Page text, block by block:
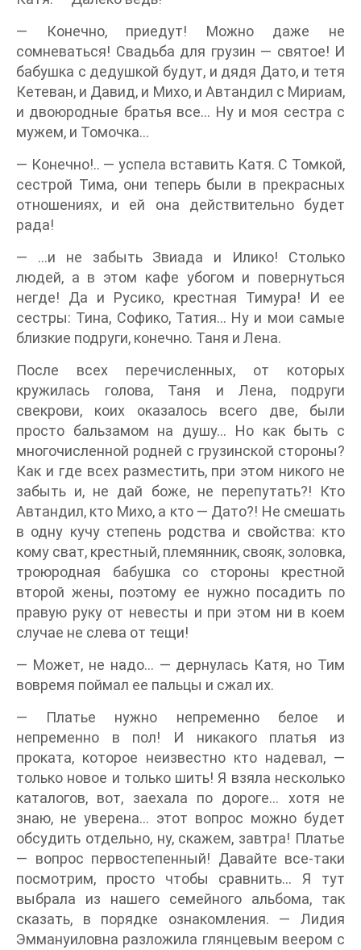
— Конечно, приедут! Можно даже не
сомневаться! Свадьба для грузин — святое! И
бабушка с дедушкой будут, и дядя Дато, и тетя
Кетеван, и Давид, и Михо, и Автандил с Мириам,
и двоюродные братья все… Ну и моя сестра с
мужем, и Томочка…
— Конечно!.. — успела вставить Катя. С Томкой,
сестрой Тима, они теперь были в прекрасных
отношениях, и ей она действительно будет
рада!
— …и не забыть Звиада и Илико! Столько
людей, а в этом кафе убогом и повернуться
негде! Да и Русико, крестная Тимура! И ее
сестры: Тина, Софико, Татия… Ну и мои самые
близкие подруги, конечно. Таня и Лена.
После всех перечисленных, от которых
кружилась голова, Таня и Лена, подруги
свекрови, коих оказалось всего две, были
просто бальзамом на душу… Но как быть с
многочисленной родней с грузинской стороны?
Как и где всех разместить, при этом никого не
забыть и, не дай боже, не перепутать?! Кто
Автандил, кто Михо, а кто — Дато?! Не смешать
в одну кучу степень родства и свойства: кто
кому сват, крестный, племянник, свояк, золовка,
троюродная бабушка со стороны крестной
второй жены, поэтому ее нужно посадить по
правую руку от невесты и при этом ни в коем
случае не слева от тещи!
— Может, не надо… — дернулась Катя, но Тим
вовремя поймал ее пальцы и сжал их.
— Платье нужно непременно белое и
непременно в пол! И никакого платья из
проката, которое неизвестно кто надевал, —
только новое и только шить! Я взяла несколько
каталогов, вот, заехала по дороге… хотя не
знаю, не уверена… этот вопрос можно будет
обсудить отдельно, ну, скажем, завтра! Платье
— вопрос первостепенный! Давайте все-таки
посмотрим, просто чтобы сравнить… Я тут
выбрала из нашего семейного альбома, так
сказать, в порядке ознакомления. — Лидия
Эммануиловна разложила глянцевым веером с